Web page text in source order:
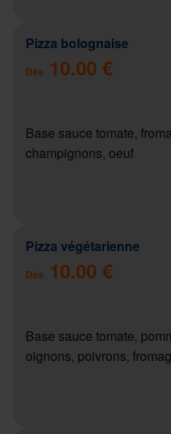
Pizza bolognaise
Dès 10.00 €
Base sauce tomate,
champignons, oeuf
Pizza végétarienne
Dès 10.00 €
Base sauce tomate,
oignons, poivrons,